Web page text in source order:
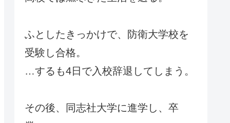
ふとしたきっかけで、防衛大学校を
受験し合格。
…するも4日で入校辞退してしまう。
その後、同志社大学に進学し、卒